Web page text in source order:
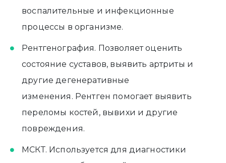
воспалительные и инфекционные
процессы в организме.
Рентгенография. Позволяет оценить
состояние суставов, выявить артриты и
другие дегенеративные
изменения. Рентген помогает выявить
переломы костей, вывихи и другие
повреждения.
МСКТ. Используется для диагностики